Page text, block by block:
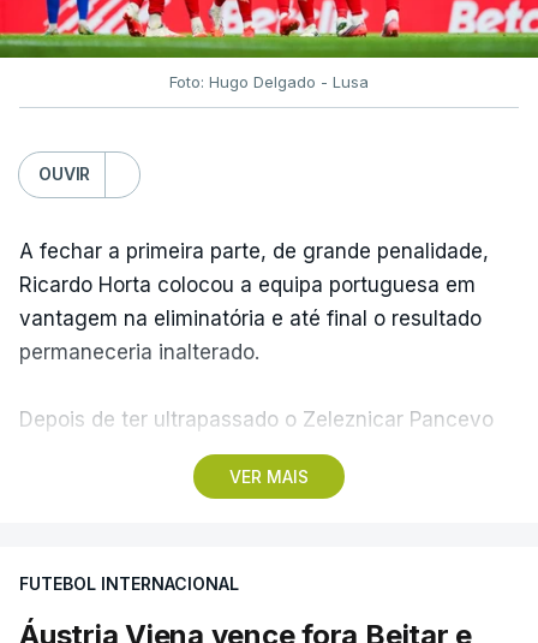
Foto: Hugo Delgado - Lusa
OUVIR
VER MAIS
A fechar a primeira parte, de grande penalidade,
Ricardo Horta colocou a equipa portuguesa em
vantagem na eliminatória e até final o resultado
permaneceria inalterado.
Depois de ter ultrapassado o Zeleznicar Pancevo
na segunda pré-eliminatória de acesso à fase de
liga da Liga Conferência, caso elimine Dínamo de
ao facto de a Bielorrússia ser aliada da Rússia - o
Sporting de Braga irá defrontar no play-off o
FUTEBOL INTERNACIONAL
Áustria Viena vence fora Beitar e